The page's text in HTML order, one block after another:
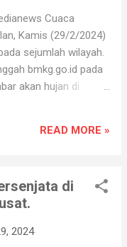
muslim, iman
kehidupan.
semua keadaan,
Cuaca
Kamis (29/2/2024)
sejumlah wilayah.
bmkg.go.id pada
akan hujan di
Parit Malintang,
kilat dan angin
hari di Tanah Datar,
sekitarnya,” tulis
READ MORE »
di
2024